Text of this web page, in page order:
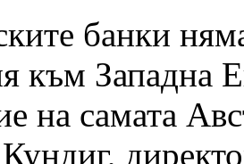
банки
към Западна
на самата